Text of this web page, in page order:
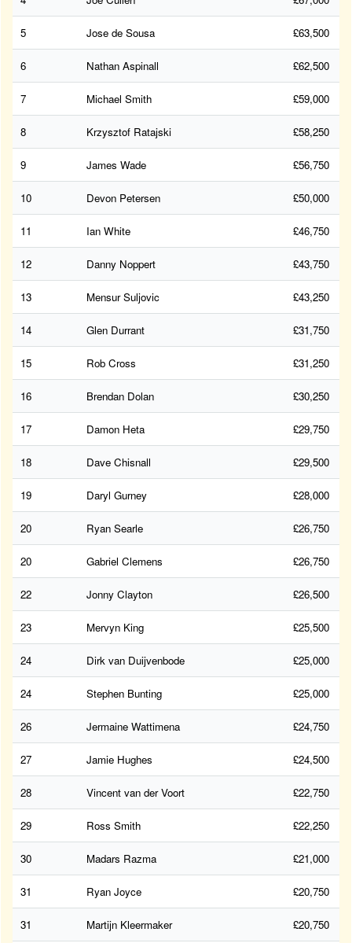
5 Jose de Sousa £63,500
6 Nathan Aspinall £62,500
7 Michael Smith £59,000
8 Krzysztof Ratajski £58,250
9 James Wade £56,750
10 Devon Petersen £50,000
11 Ian White £46,750
12 Danny Noppert £43,750
13 Mensur Suljovic £43,250
14 Glen Durrant £31,750
15 Rob Cross £31,250
16 Brendan Dolan £30,250
17 Damon Heta £29,750
18 Dave Chisnall £29,500
19 Daryl Gurney £28,000
20 Ryan Searle £26,750
20 Gabriel Clemens £26,750
22 Jonny Clayton £26,500
23 Mervyn King £25,500
24 Dirk van Duijvenbode £25,000
24 Stephen Bunting £25,000
26 Jermaine Wattimena £24,750
27 Jamie Hughes £24,500
28 Vincent van der Voort £22,750
29 Ross Smith £22,250
30 Madars Razma £21,000
31 Ryan Joyce £20,750
31 Martijn Kleermaker £20,750